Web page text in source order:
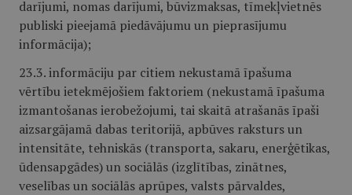
darījumi, nomas darījumi, būvizmaksas, tīmekļvietnēs
publiski pieejamā piedāvājumu un pieprasījumu
informācija);
23.3. informāciju par citiem nekustamā īpašuma
vērtību ietekmējošiem faktoriem (nekustamā īpašuma
izmantošanas ierobežojumi, tai skaitā atrašanās īpaši
aizsargājamā dabas teritorijā, apbūves raksturs un
intensitāte, tehniskās (transporta, sakaru, enerģētikas,
ūdensapgādes) un sociālās (izglītības, zinātnes,
veselības un sociālās aprūpes, valsts pārvaldes,